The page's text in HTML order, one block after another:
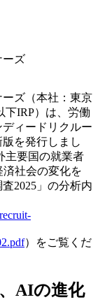
ーズ
ズ（本社：東京
下IRP）は、労働
ィードリクルー
を発行しまし
主要国の就業者
社会の変化を
2025」の分析内
）をご覧くだ
AIの進化